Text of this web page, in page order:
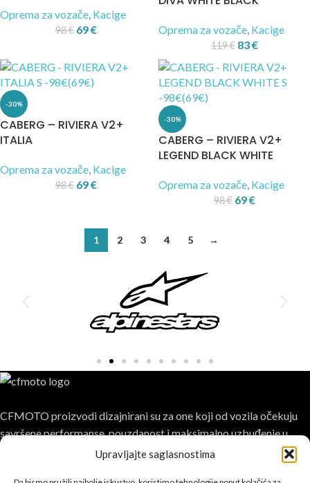
Upravljajte saglasnostima
Oprema za vozače, Kacige
98€ 69€ Oprema za vozače, Kacige
119€ 83€
-30%
CABERG – RIVIERA V2+
ITALIA
Oprema za vozače, Kacige
98€ 69€
-30%
CABERG – RIVIERA V2+
LEGEND BLACK WHITE
Oprema za vozače, Kacige
98€ 69€
1 2 3 4 5 →
CFMOTO proizvodi dizajnirani su za one koji od vozila očekuju
savršene performanse, pouzdanost i maksimalno uzbuđenje u